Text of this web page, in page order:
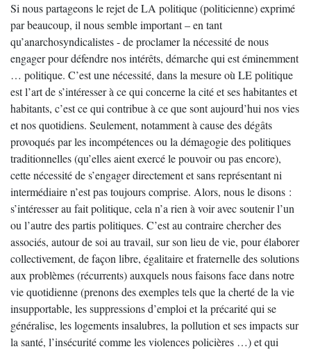
Si nous partageons le rejet de LA politique (politicienne) exprimé
par beaucoup, il nous semble important – en tant
qu’anarchosyndicalistes - de proclamer la nécessité de nous
engager pour défendre nos intérêts, démarche qui est éminemment
… politique. C’est une nécessité, dans la mesure où LE politique
est l’art de s’intéresser à ce qui concerne la cité et ses habitantes et
habitants, c’est ce qui contribue à ce que sont aujourd’hui nos vies
et nos quotidiens. Seulement, notamment à cause des dégâts
provoqués par les incompétences ou la démagogie des politiques
traditionnelles (qu’elles aient exercé le pouvoir ou pas encore),
cette nécessité de s’engager directement et sans représentant ni
intermédiaire n’est pas toujours comprise. Alors, nous le disons :
s’intéresser au fait politique, cela n’a rien à voir avec soutenir l’un
ou l’autre des partis politiques. C’est au contraire chercher des
associés, autour de soi au travail, sur son lieu de vie, pour élaborer
collectivement, de façon libre, égalitaire et fraternelle des solutions
aux problèmes (récurrents) auxquels nous faisons face dans notre
vie quotidienne (prenons des exemples tels que la cherté de la vie
insupportable, les suppressions d’emploi et la précarité qui se
généralise, les logements insalubres, la pollution et ses impacts sur
la santé, l’insécurité comme les violences policières …) et qui